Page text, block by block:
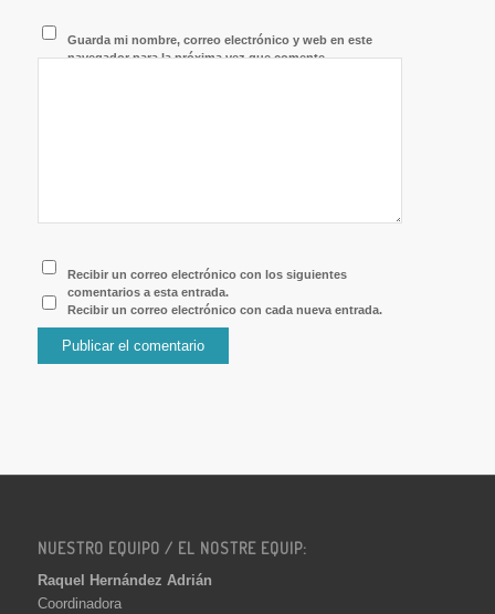
Guarda mi nombre, correo electrónico y web en este
navegador para la próxima vez que comente.
Recibir un correo electrónico con los siguientes
comentarios a esta entrada.
Recibir un correo electrónico con cada nueva entrada.
NUESTRO EQUIPO / EL NOSTRE EQUIP:
Raquel Hernández Adrián
Coordinadora